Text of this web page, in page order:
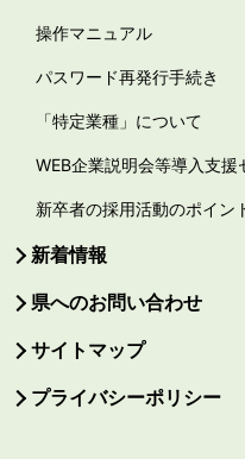
操作マニュアル
パスワード再発行手続き
「特定業種」について
WEB企業説明会等導入支援
新卒者の採用活動のポイン
新着情報
県へのお問い合わせ
サイトマップ
プライバシーポリシー